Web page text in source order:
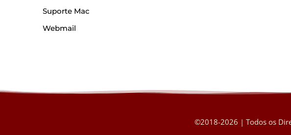
Suporte Mac
Webmail
©2018-2026 | Todos os